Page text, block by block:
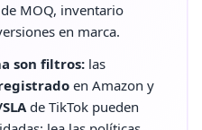
MOQ, inventario
en marca.
son filtros: las
en Amazon y
de TikTok pueden